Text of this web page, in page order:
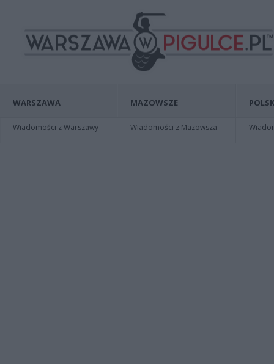
WARSZAWA
Wiadomości z Warszawy
MAZOWSZE
Wiadomości z Mazowsza